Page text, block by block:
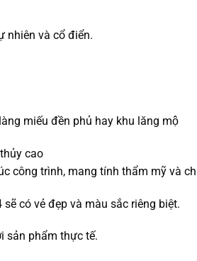
nhiên và cổ điển.
miếu đền phủ hay khu lăng mộ
cao
công trình, mang tính thẩm mỹ và
có vẻ đẹp và màu sắc riêng biệt.
sản phẩm thực tế.